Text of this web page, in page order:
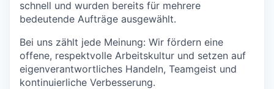
schnell und wurden bereits für mehrere
bedeutende Aufträge ausgewählt.
Bei uns zählt jede Meinung: Wir fördern eine
offene, respektvolle Arbeitskultur und setzen auf
eigenverantwortliches Handeln, Teamgeist und
kontinuierliche Verbesserung.